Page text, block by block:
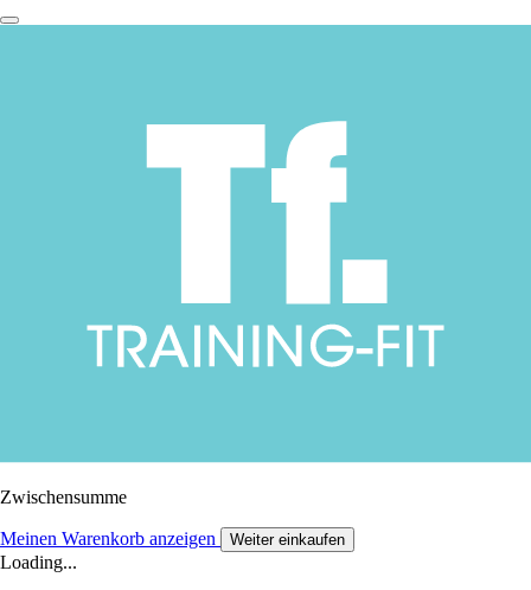
Zwischensumme
Meinen Warenkorb anzeigen Weiter einkaufen
Loading...